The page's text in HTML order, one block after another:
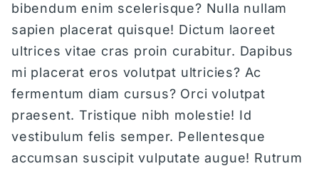
bibendum enim scelerisque? Nulla nullam
sapien placerat quisque! Dictum laoreet
ultrices vitae cras proin curabitur. Dapibus
mi placerat eros volutpat ultricies? Ac
fermentum diam cursus? Orci volutpat
praesent. Tristique nibh molestie! Id
vestibulum felis semper. Pellentesque
accumsan suscipit vulputate augue! Rutrum